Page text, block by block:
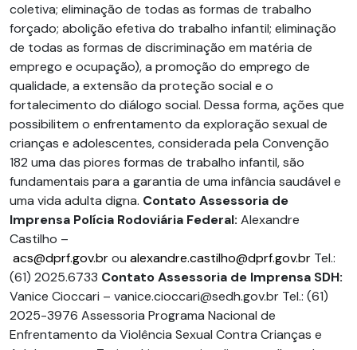
coletiva; eliminação de todas as formas de trabalho
forçado; abolição efetiva do trabalho infantil; eliminação
de todas as formas de discriminação em matéria de
emprego e ocupação), a promoção do emprego de
qualidade, a extensão da proteção social e o
fortalecimento do diálogo social. Dessa forma, ações que
possibilitem o enfrentamento da exploração sexual de
crianças e adolescentes, considerada pela Convenção
182 uma das piores formas de trabalho infantil, são
fundamentais para a garantia de uma infância saudável e
uma vida adulta digna. ContatoAssessoria de
Imprensa Polícia Rodoviária Federal: Alexandre
Castilho –
acs@dprf.gov.brou alexandre.castilho@dprf.gov.br Tel.:
(61) 2025.6733 Contato Assessoria de Imprensa SDH:
Vanice Cioccari – vanice.cioccari@sedh.gov.br Tel.: (61)
2025-3976 Assessoria Programa Nacional de
Enfrentamento da Violência Sexual Contra Crianças e